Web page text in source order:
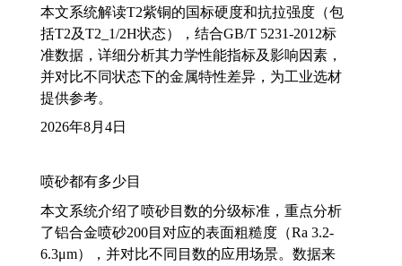
本文系统解读T2紫铜的国标硬度和抗拉强度（包
括T2及T2_1/2H状态），结合GB/T 5231-2012标
准数据，详细分析其力学性能指标及影响因素，
并对比不同状态下的金属特性差异，为工业选材
提供参考。
2026年8月4日
喷砂都有多少目
本文系统介绍了喷砂目数的分级标准，重点分析
了铝合金喷砂200目对应的表面粗糙度（Ra 3.2-
6.3μm），并对比不同目数的应用场景。数据来